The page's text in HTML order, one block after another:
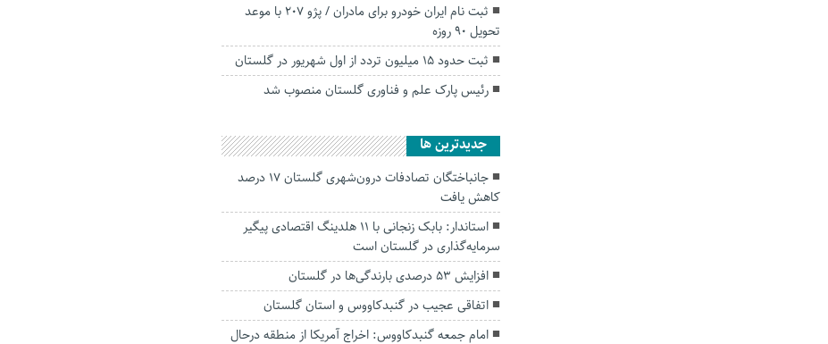
ثبت نام ایران خودرو برای مادران / پژو ۲۰۷ با موعد
تحویل ۹۰ روزه
ثبت حدود ۱۵ میلیون تردد از اول شهریور در گلستان
رئیس پارک علم و فناوری گلستان منصوب شد
جديدترين ها
جانباختگان تصادفات درون‌شهری گلستان ۱۷ درصد
کاهش یافت
استاندار: بابک زنجانی با ۱۱ هلدینگ اقتصادی پیگیر
سرمایه‌گذاری در گلستان است
افزایش ۵۳ درصدی بارندگی‌ها در گلستان
اتفاقی عجیب در‌ گنبدکاووس و استان گلستان
امام جمعه گنبدکاووس: اخراج آمریکا از منطقه درحال